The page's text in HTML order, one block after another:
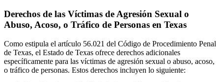
Derechos de las Víctimas de Agresión Sexual o
Abuso, Acoso, o Tráfico de Personas en Texas
Como estipula el artículo 56.021 del Código de Procedimiento Penal
de Texas, el Estado de Texas ofrece derechos adicionales
específicamente para las víctimas de agresión sexual o abuso, acoso,
o tráfico de personas. Estos derechos incluyen lo siguiente: